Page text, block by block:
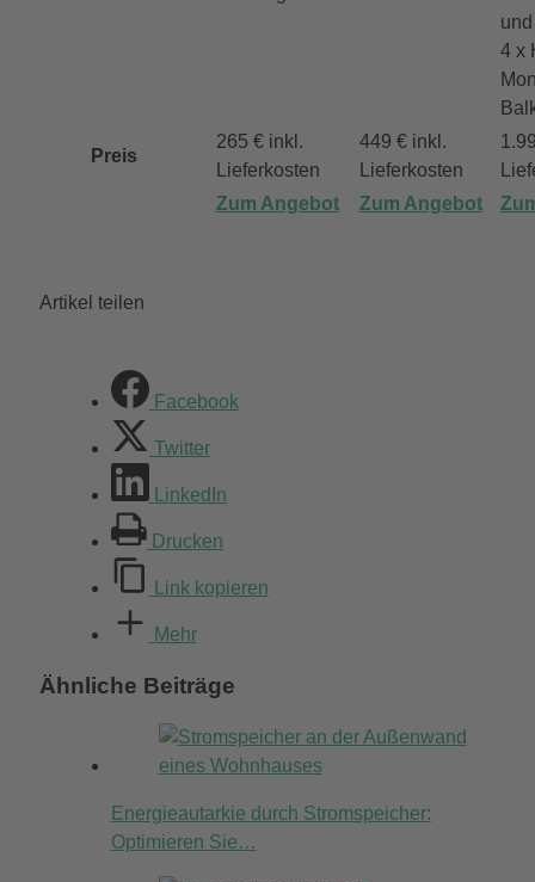
4 x
Preis
265 € inkl.
Lieferkosten
449 € inkl.
Lieferkosten
Zum Angebot
Zum Angebot
Artikel teilen
Facebook
Twitter
LinkedIn
Drucken
Link kopieren
Mehr
Ähnliche Beiträge
Energieautarkie durch Stromspeicher:
Optimieren Sie…